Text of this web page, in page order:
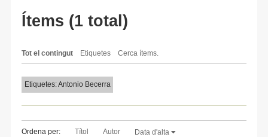
Ítems (1 total)
Tot el contingut Etiquetes Cerca ítems.
Etiquetes: Antonio Becerra
Ordena per: Títol Autor Data d'alta